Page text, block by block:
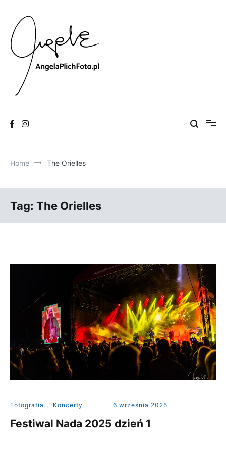
content
Home The Orielles
Tag: The Orielles
Fotografia , Koncerty 6 września 2025
Festiwal Nada 2025 dzień 1